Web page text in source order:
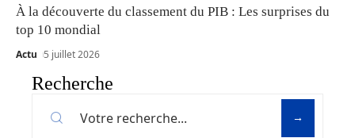
À la découverte du classement du PIB : Les surprises du
top 10 mondial
Actu 5 juillet 2026
Recherche